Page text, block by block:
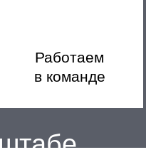
Работаем
в команде